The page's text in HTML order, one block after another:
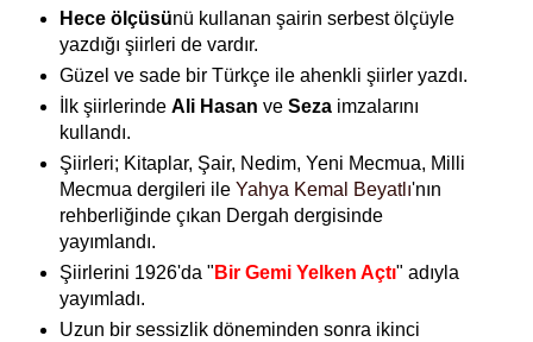
Hece ölçüsünü kullanan şairin serbest ölçüyle
yazdığı şiirleri de vardır.
Güzel ve sade bir Türkçe ile ahenkli şiirler yazdı.
İlk şiirlerinde Ali Hasan ve Sezaimzalarını
kullandı.
Şiirleri; Kitaplar, Şair, Nedim, Yeni Mecmua, Milli
Mecmua dergileri ile Yahya Kemal Beyatlı'nın
rehberliğinde çıkan Dergah dergisinde
yayımlandı.
Şiirlerini 1926'da " Bir Gemi Yelken Açtı" adıyla
yayımladı.
Uzun bir sessizlik döneminden sonra ikinci